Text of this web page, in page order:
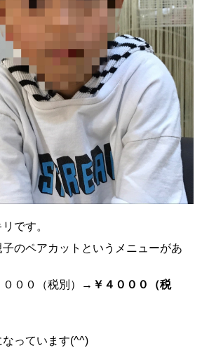
です。
のペアカットというメニューがあ
０００（税別）→ ￥４０００（税
なっています(^^)